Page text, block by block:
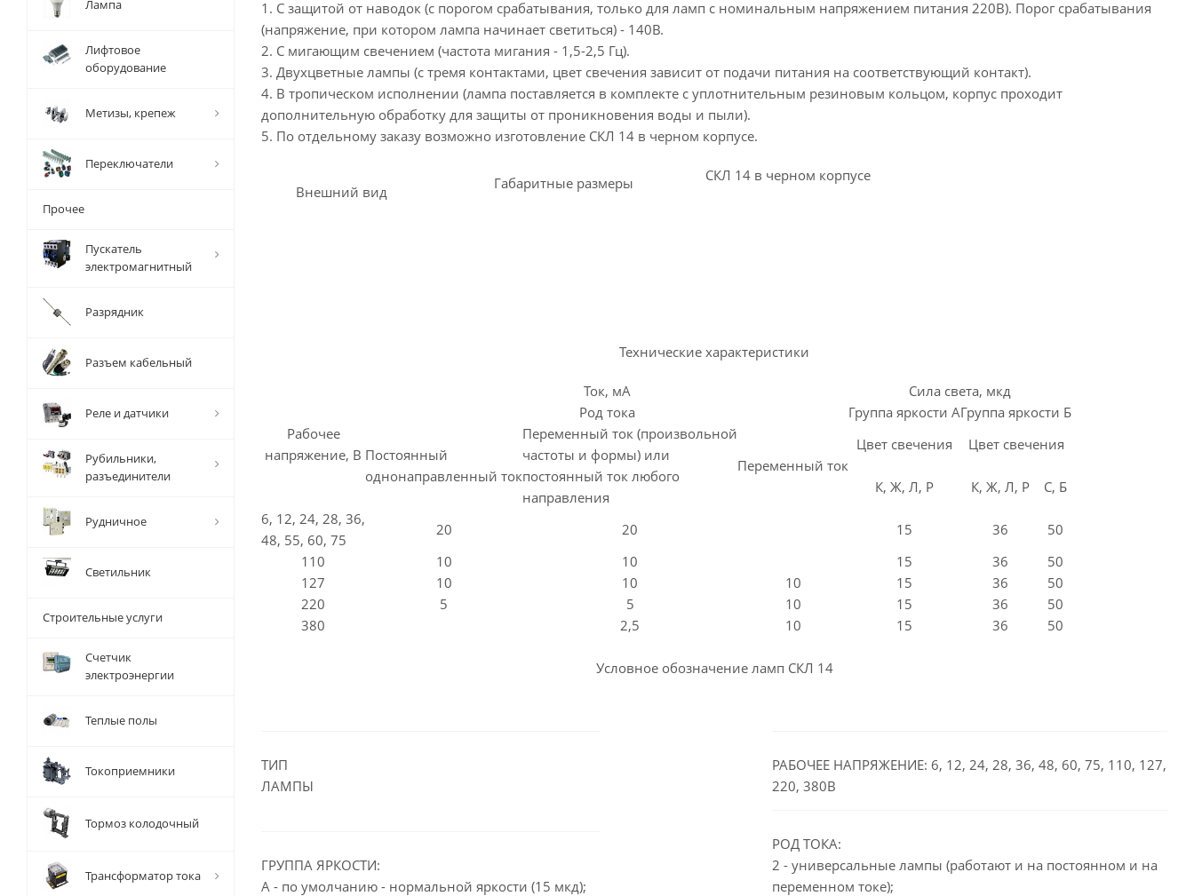
1. С защитой от наводок (с порогом срабатывания, только для ламп с номинальным напряжением питания 220В). Порог срабатывания
(напряжение, при котором лампа начинает светиться) - 140В.
2. С мигающим свечением (частота мигания - 1,5-2,5 Гц).
3. Двухцветные лампы (с тремя контактами, цвет свечения зависит от подачи питания на соответствующий контакт).
4. В тропическом исполнении (лампа поставляется в комплекте с уплотнительным резиновым кольцом, корпус проходит
дополнительную обработку для защиты от проникновения воды и пыли).
5. По отдельному заказу возможно изготовление СКЛ 14 в черном корпусе.
Внешний вид Габаритные размеры СКЛ 14 в черном корпусе
Технические характеристики
Рабочее
напряжение, В
Ток, мА
Сила света, мкд
Род тока
Группа яркости АГруппа яркости Б
Постоянный
однонаправленный ток
Переменный ток (произвольной
частоты и формы) или
постоянный ток любого
направления
Переменный ток
Цвет свечения Цвет свечения
К, Ж, Л, Р К, Ж, Л, Р
С, Б
6, 12, 24, 28, 36,
48, 55, 60, 75
20 20 15 36
50
110
10 10 15 36
50
127
10 10 10 15 36
50
220
5 5 10 15 36
50
380
2,5 10 15 36 50
Условное обозначение ламп СКЛ 14
ТИП
ЛАМПЫ
РАБОЧЕЕ НАПРЯЖЕНИЕ: 6, 12, 24, 28, 36, 48, 60, 75, 110, 127,
220, 380В
ГРУППА ЯРКОСТИ:
А - по умолчанию - нормальной яркости (15 мкд);
РОД ТОКА:
2 - универсальные лампы (работают и на постоянном и на
переменном токе);
Лампа
Лифтовое
оборудование
Метизы, крепеж
Переключатели
Прочее
Пускатель
электромагнитный
Разрядник
Разъем кабельный
Реле и датчики
Рубильники,
разъединители
Рудничное
Светильник
Строительные услуги
Счетчик
электроэнергии
Теплые полы
Токоприемники
Тормоз колодочный
Трансформатор тока